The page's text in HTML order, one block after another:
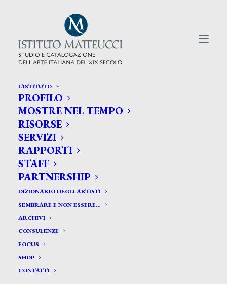
L’ISTITUTO
PROFILO
MOSTRE NEL TEMPO
RISORSE
SERVIZI
RAPPORTI
STAFF
PARTNERSHIP
DIZIONARIO DEGLI ARTISTI
SEMBRARE E NON ESSERE…
ARCHIVI
CONSULENZE
FOCUS
SHOP
CONTATTI
CERCA TRA GLI ARTISTI:
Search
for:
Will Frank